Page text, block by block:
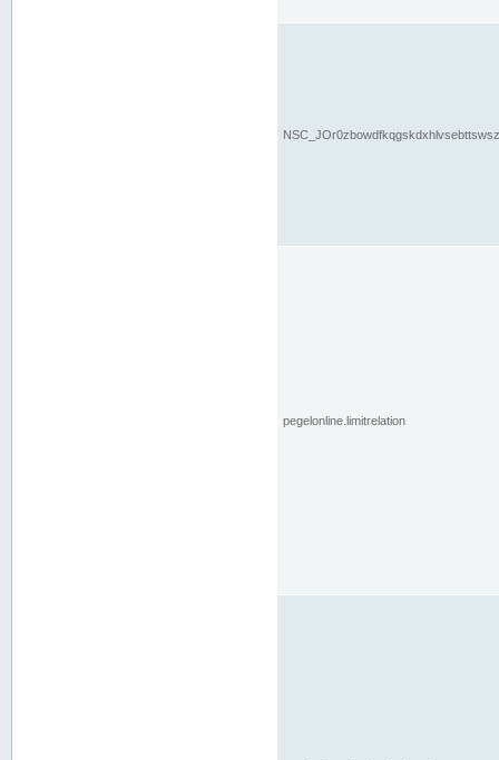
pegelonline.limitrelation